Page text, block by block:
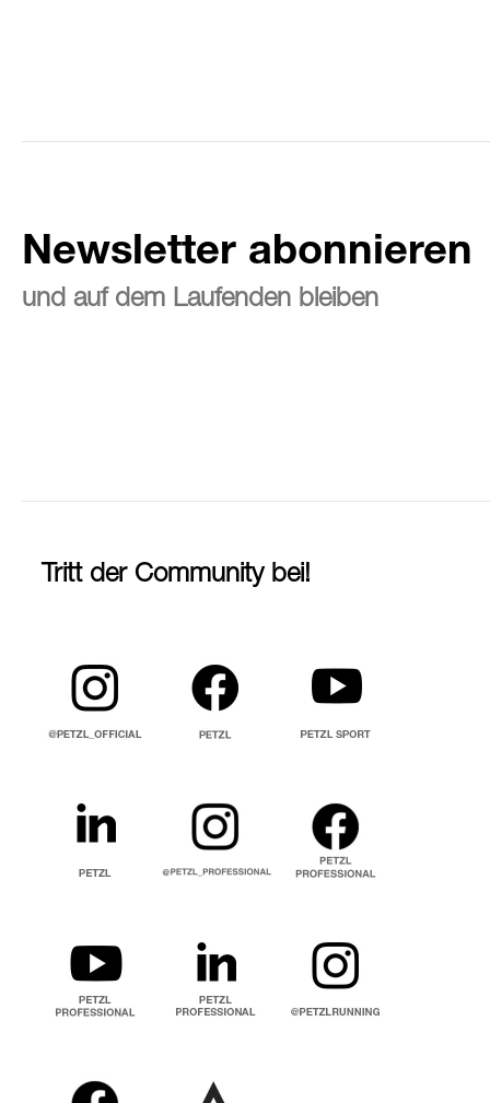
Newsletter abonnieren
und auf dem Laufenden bleiben
Tritt der Community bei!